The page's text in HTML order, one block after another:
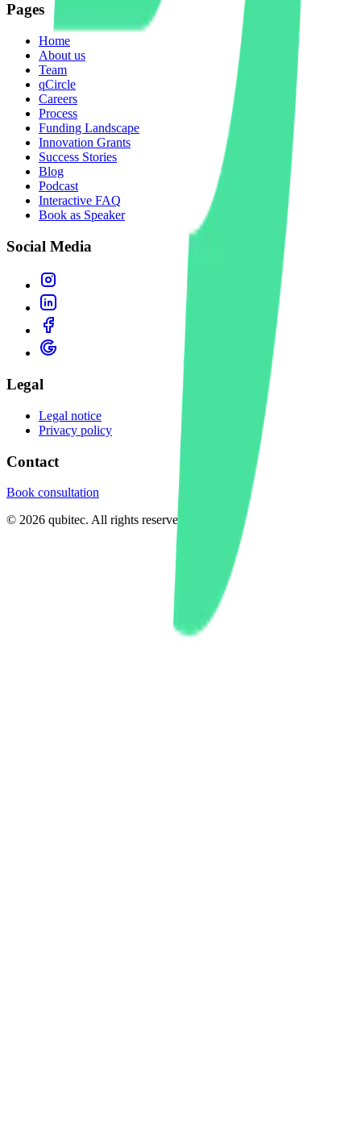
Pages
Home
About us
Team
qCircle
Careers
Process
Funding Landscape
Innovation Grants
Success Stories
Blog
Podcast
Interactive FAQ
Book as Speaker
Social Media
Legal
Legal notice
Privacy policy
Contact
Book consultation
© 2026 qubitec. All rights reserved.